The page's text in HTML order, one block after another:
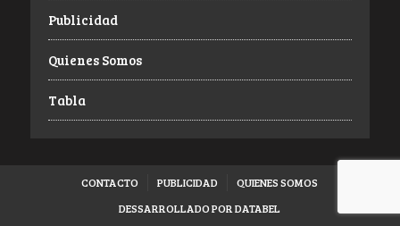
Publicidad
Quienes Somos
Tabla
CONTACTO PUBLICIDAD
QUIENES SOMOS
DESSARROLLADO POR DATABEL